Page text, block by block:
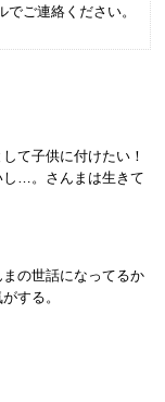
ご連絡ください。
て子供に付けたい！
し…。さんまは生きて
の世話になってるか
する。